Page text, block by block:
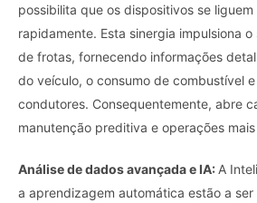
possibilita que os dispositivos se
rapidamente. Esta sinergia impulsiona
de frotas, fornecendo informações
do veículo, o consumo de combustível
condutores. Consequentemente, abre
manutenção preditiva e operações
Análise de dados avançada e IA: A
a aprendizagem automática estão a